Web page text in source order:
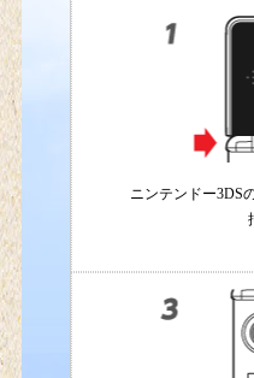
ニンテンドー3DS